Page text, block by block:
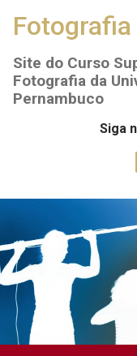
Site do Curso
Fotografia da
Pernambuco
Siga
Previous